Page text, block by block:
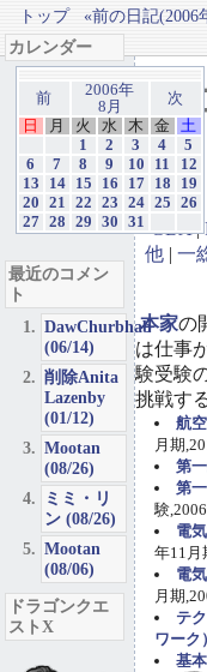
トップ «前の日記(2006
GBA|
他 | 一
本家の
は仕事
験受験
挑戦す
航
月期
第
第
験
電
年11月
電
月期
テ
ワーク）
基
カレンダー
前
2006年
8月
次
日
月 火 水 木 金
土
1
2 3 4
5
6
7 8 9 10 11
12
13
14 15 16 17 18
19
20
21 22 23 24 25
26
27 28 29 30 31
最近のコメン
ト
DawChurbhab
(06/14)
削除Anita
Lazenby
(01/12)
Mootan
(08/26)
ミミ・リ
ン (08/26)
Mootan
(08/06)
ドラゴンクエ
ストX